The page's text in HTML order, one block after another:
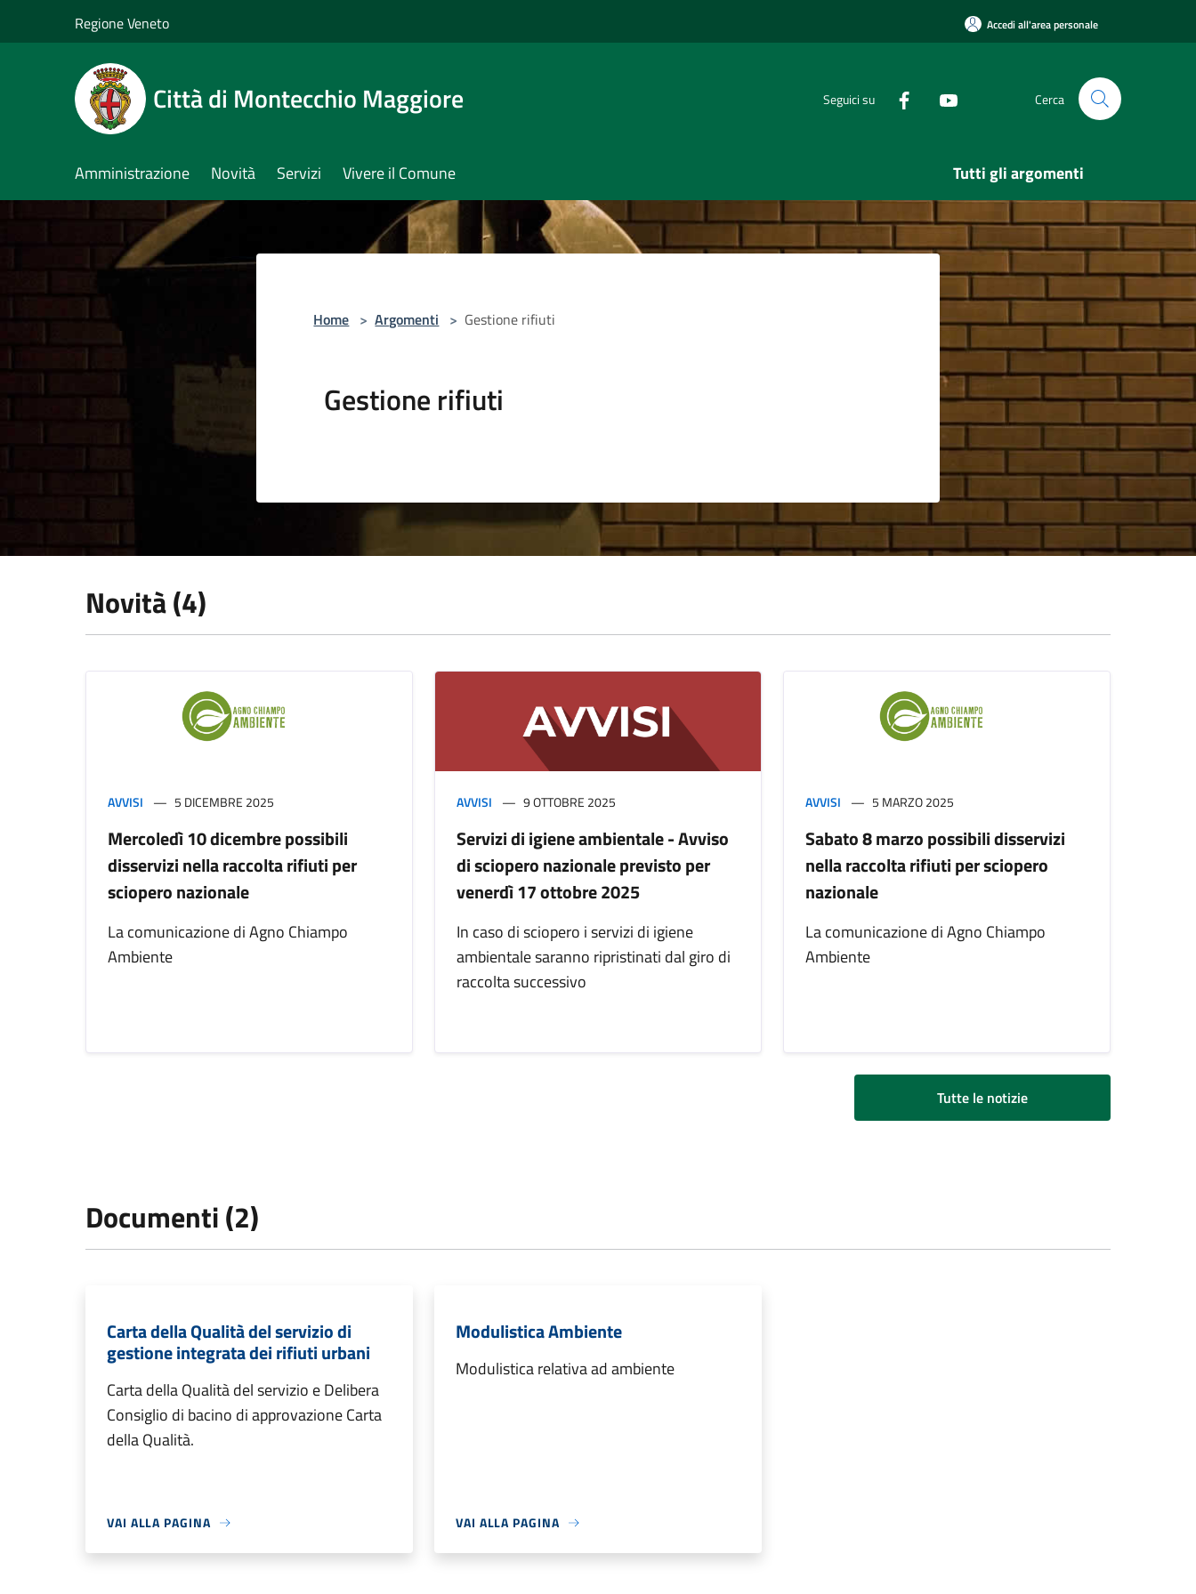
Regione Veneto Accedi all'area personale
Città di Montecchio Maggiore Seguici su Cerca
Amministrazione Novità Servizi Vivere il Comune Tutti gli argomenti
Home > Argomenti > Gestione rifiuti
Gestione rifiuti
Novità (4)
AVVISI 5 DICEMBRE 2025
Mercoledì 10 dicembre possibili
disservizi nella raccolta rifiuti per
sciopero nazionale
La comunicazione di Agno Chiampo
Ambiente
AVVISI 9 OTTOBRE 2025
Servizi di igiene ambientale - Avviso
di sciopero nazionale previsto per
venerdì 17 ottobre 2025
In caso di sciopero i servizi di igiene
ambientale saranno ripristinati dal giro di
raccolta successivo
AVVISI 5 MARZO 2025
Sabato 8 marzo possibili disservizi
nella raccolta rifiuti per sciopero
nazionale
La comunicazione di Agno Chiampo
Ambiente
Tutte le notizie
Documenti (2)
Carta della Qualità del servizio di
gestione integrata dei rifiuti urbani
Carta della Qualità del servizio e Delibera
Consiglio di bacino di approvazione Carta
della Qualità.
VAI ALLA PAGINA
Modulistica Ambiente
Modulistica relativa ad ambiente
VAI ALLA PAGINA